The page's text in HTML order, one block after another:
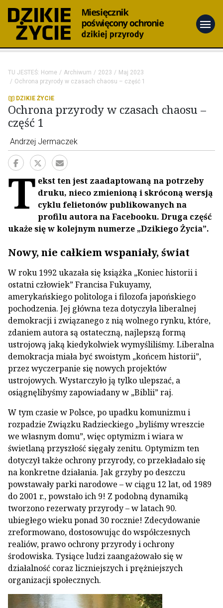
menu
TU JESTEŚ: Home Archiwum 2023
Maj 2023
Ochrona przyrody w czasach chaosu – część 1
DZIKIE ŻYCIE
Ochrona przyrody w czasach chaosu –
część 1
Andrzej Jermaczek
T ekst ten jest zaadaptowaną na potrzeby
druku, nieco zmienioną i skróconą wersją
cyklu felietonów publikowanych na
profilu autora na Facebooku. Druga część
ukaże się w kolejnym numerze „Dzikiego Życia”.
Nowy, nie całkiem wspaniały, świat
W roku 1992 ukazała się książka „Koniec historii i
ostatni człowiek” Francisa Fukuyamy,
amerykańskiego politologa i filozofa japońskiego
pochodzenia. Jej główna teza dotyczyła liberalnej
demokracji i związanego z nią wolnego rynku, które,
zdaniem autora są ostateczną, najlepszą formą
ustrojową jaką kiedykolwiek wymyśliliśmy. Liberalna
demokracja miała być swoistym „końcem historii”,
przez wyczerpanie się nowych projektów
ustrojowych. Wystarczyło ją tylko ulepszać, a
osiągnęlibyśmy zapowiadany w „Biblii” raj.
W tym czasie w Polsce, po upadku komunizmu i
rozpadzie Związku Radzieckiego „byliśmy wreszcie
we własnym domu”, więc optymizm i wiara w
świetlaną przyszłość sięgały zenitu. Optymizm ten
dotyczył także ochrony przyrody, co przekładało się
na konkretne działania. Jak grzyby po deszczu
powstawały parki narodowe – w ciągu 12 lat, od 1989
do 2001 r., powstało ich 9! Z podobną dynamiką
tworzono rezerwaty przyrody – w latach 90.
ubiegłego wieku ponad 30 rocznie! Zdecydowanie
zreformowano, dostosowując do współczesnych
realiów, prawo ochrony przyrody i ochrony
środowiska. Tysiące ludzi zaangażowało się w
działalność coraz liczniejszych i prężniejszych
organizacji społecznych.